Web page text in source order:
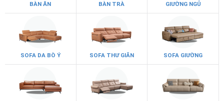
BÀN ĂN BÀN TRÀ GIƯỜNG NGỦ
SOFA DA BÒ Ý SOFA THƯ GIÃN SOFA GIƯỜNG